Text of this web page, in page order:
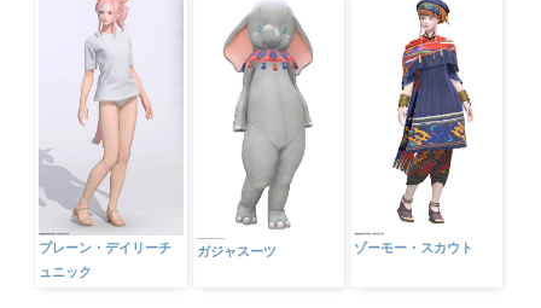
プレーン・デイリーチ
ュニック
ガジャスーツ ゾーモー・スカウト